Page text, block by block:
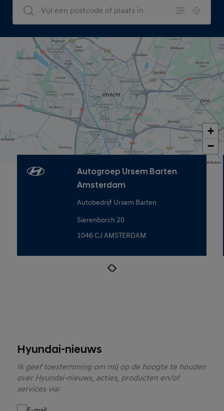
+
−
Map data © OpenStreetMap contributors
Dealers Search
Autogroep Ursem Barten
Amsterdam
Autobedrijf Ursem Barten
Sierenborch 20
1046 CJ AMSTERDAM
Hyundai-nieuws
Ik geef toestemming om mij op de hoogte te houden
over Hyundai-nieuws, acties, producten en/of
services via: